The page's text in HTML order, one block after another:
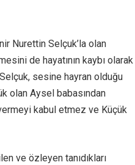
Nurettin Selçuk’la olan
de hayatının kaybı olarak
sesine hayran olduğu
olan Aysel babasından
kabul etmez ve Küçük
ve özleyen tanıdıkları